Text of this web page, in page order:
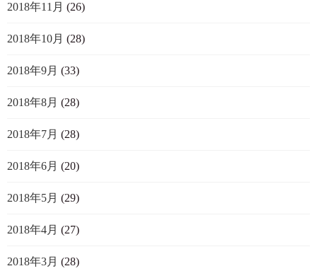
2018年11月 (26)
2018年10月 (28)
2018年9月 (33)
2018年8月 (28)
2018年7月 (28)
2018年6月 (20)
2018年5月 (29)
2018年4月 (27)
2018年3月 (28)